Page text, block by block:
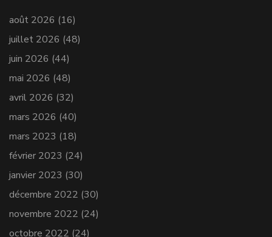
août 2026 (16)
juillet 2026 (48)
juin 2026 (44)
mai 2026 (48)
avril 2026 (32)
mars 2026 (40)
mars 2023 (18)
février 2023 (24)
janvier 2023 (30)
décembre 2022 (30)
novembre 2022 (24)
octobre 2022 (24)